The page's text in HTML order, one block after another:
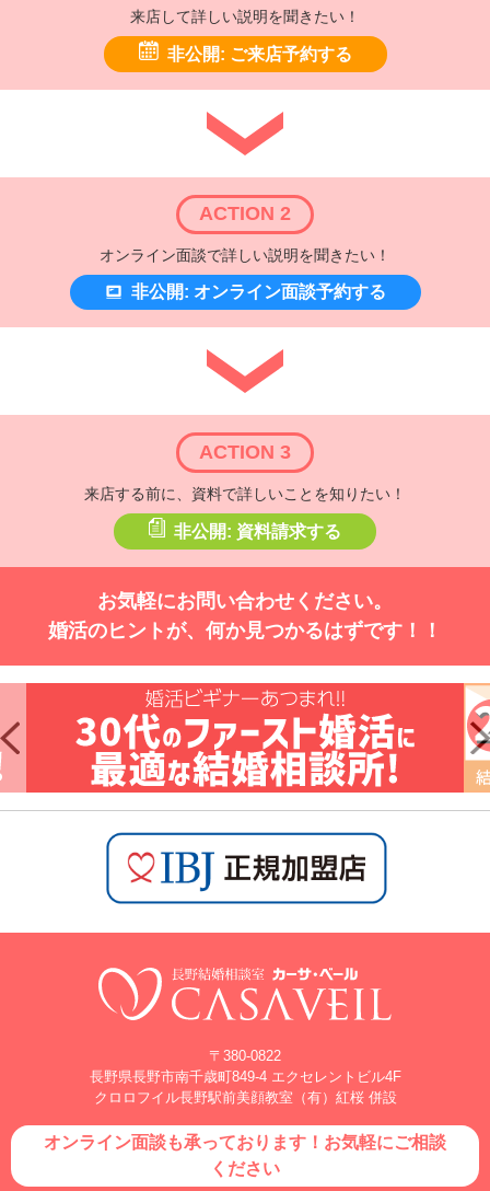
来店して詳しい説明を聞きたい！
非公開: ご来店予約する
ACTION 2
オンライン面談で詳しい説明を聞きたい！
非公開: オンライン面談予約する
ACTION 3
来店する前に、資料で詳しいことを知りたい！
非公開: 資料請求する
お気軽にお問い合わせください。
婚活のヒントが、何か見つかるはずです！！
〒380-0822
長野県長野市南千歳町849-4 エクセレントビル4F
クロロフイル長野駅前美顔教室（有）紅桜 併設
オンライン面談も承っております！お気軽にご相談
ください